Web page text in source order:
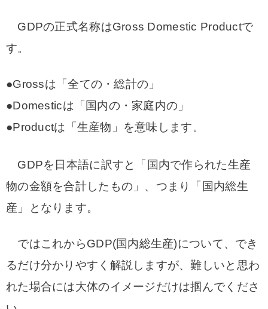
GDPの正式名称はGross Domestic Productで
す。
●Grossは「全ての・総計の」
●Domesticは「国内の・家庭内の」
●Productは「生産物」を意味します。
GDPを日本語に訳すと「国内で作られた生産
物の金額を合計したもの」、つまり「国内総生
産」となります。
ではこれからGDP(国内総生産)について、でき
るだけ分かりやすく解説しますが、難しいと思わ
れた場合には大体のイメージだけは掴んでくださ